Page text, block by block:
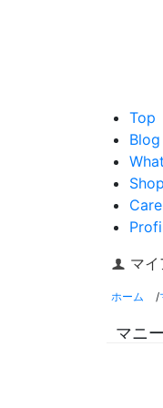
Top
Blog
Shop
Care
マイ
ホーム /
マニ